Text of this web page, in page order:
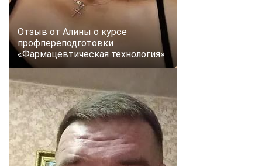
Отзыв от Алины о курсе
профпереподготовки
«Фармацевтическая технология»